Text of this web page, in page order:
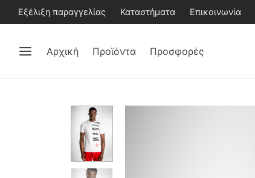
Εξέλιξη παραγγελίας Καταστήματα Επικοινωνία
Αρχική Προϊόντα Προσφορές